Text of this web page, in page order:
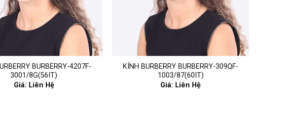
BURBERRY-4207F-
3001/8G(56IT)
Giá: Liên Hệ
KÍNH BURBERRY BURBERRY-309QF-
1003/87(60IT)
Giá: Liên Hệ